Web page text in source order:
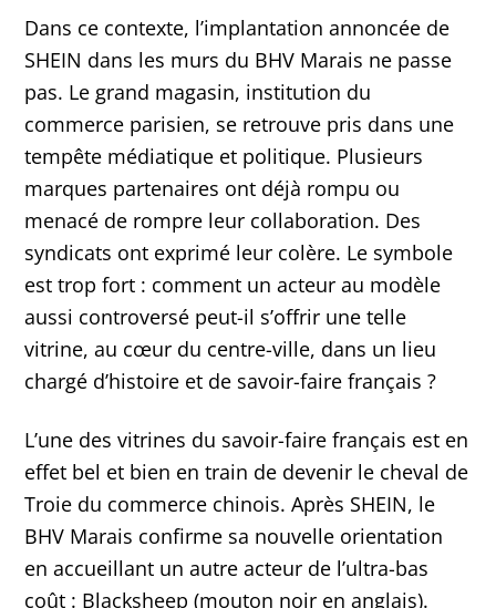
Dans ce contexte, l’implantation annoncée de
SHEIN dans les murs du BHV Marais ne passe
pas. Le grand magasin, institution du
commerce parisien, se retrouve pris dans une
tempête médiatique et politique. Plusieurs
marques partenaires ont déjà rompu ou
menacé de rompre leur collaboration. Des
syndicats ont exprimé leur colère. Le symbole
est trop fort : comment un acteur au modèle
aussi controversé peut-il s’offrir une telle
vitrine, au cœur du centre-ville, dans un lieu
chargé d’histoire et de savoir-faire français ?
L’une des vitrines du savoir-faire français est en
effet bel et bien en train de devenir le cheval de
Troie du commerce chinois. Après SHEIN, le
BHV Marais confirme sa nouvelle orientation
en accueillant un autre acteur de l’ultra-bas
coût : Blacksheep (mouton noir en anglais).